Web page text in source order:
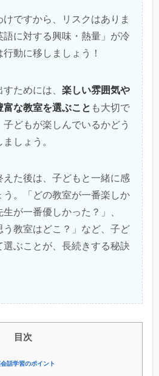
ですから、リスクはありま
に対する興味・熱量」が冷
動に移しましょう！
ためには、 楽しい雰囲気や
な教室を選ぶこと も大切で
どもが楽しんでいるかどう
しょう。
えた後は、子どもと一緒に感
う。「どの教室が一番楽しか
が一番優しかった？」、
う教室はどこ？」など、子ど
選ぶことが、長続きする秘訣
目次
話学習のポイント